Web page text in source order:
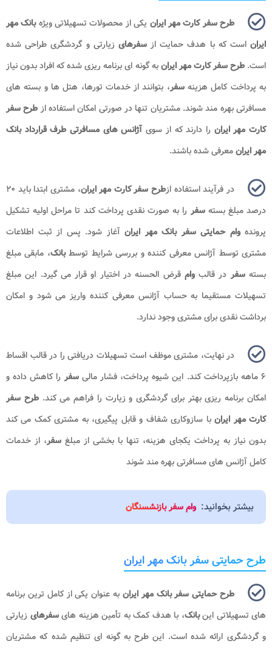
طرح سفر کارت مهر ایران یکی از محصولات تسهیلاتی ویژهبانک مهر
ایراناست که با هدف حمایت ازسفرهای زیارتی و گردشگری طراحی شده
است.طرح سفر کارت مهر ایرانبه گونه ای برنامه ریزی شده که افراد بدون نیاز
به پرداخت کامل هزینهسفر، بتوانند از خدمات تورها، هتل ها و بسته های
مسافرتی بهره مند شوند. مشتریان تنها در صورتی امکان استفاده از طرح سفر
کارت مهر ایران را دارند که از سویآژانس های مسافرتی طرف قرارداد بانک
مهر ایرانمعرفی شده باشند.
در فرآیند استفاده ازطرح سفر کارت مهر ایران
، مشتری ابتدا باید ۲۰
درصد مبلغ بستهسفر را به صورت نقدی پرداخت کند تا مراحل اولیه تشکیل
پروندهوام حمایتی سفر بانک مهر ایرانآغاز شود. پس از ثبت اطلاعات
مشتری توسط آژانس معرفی کننده و بررسی شرایط توسطبانک، مابقی مبلغ
بستهسفر در قالبوامقرض الحسنه در اختیار او قرار می گیرد. این مبلغ
تسهیلات مستقیما به حساب آژانس معرفی کننده واریز می شود و امکان
برداشت نقدی برای مشتری وجود ندارد.
در نهایت، مشتری موظف است تسهیلات دریافتی را در قالب اقساط
۶ ماهه بازپرداخت کند. این شیوه پرداخت، فشار مالی
سفر را کاهش داده و
امکان برنامه ریزی بهتر برای گردشگری و زیارت را فراهم می کند.طرح سفر
کارت مهر ایرانبا سازوکاری شفاف و قابل پیگیری، به مشتری کمک می کند
بدون نیاز به پرداخت یکجای هزینه، تنها با بخشی از مبلغ سفر، از خدمات
کامل آژانس های مسافرتی بهره مند شوند
بیشتر بخوانید: وام سفر بازنشسنگان
طرح حمایتی سفر بانک مهر ایران
طرح حمایتی سفر بانک مهر ایران به عنوان یکی از کامل ترین برنامه
های تسهیلاتی اینبانک، با هدف کمک به تأمین هزینه هایسفرهای زیارتی
و گردشگری ارائه شده است. این طرح به گونه ای تنظیم شده که مشتریان